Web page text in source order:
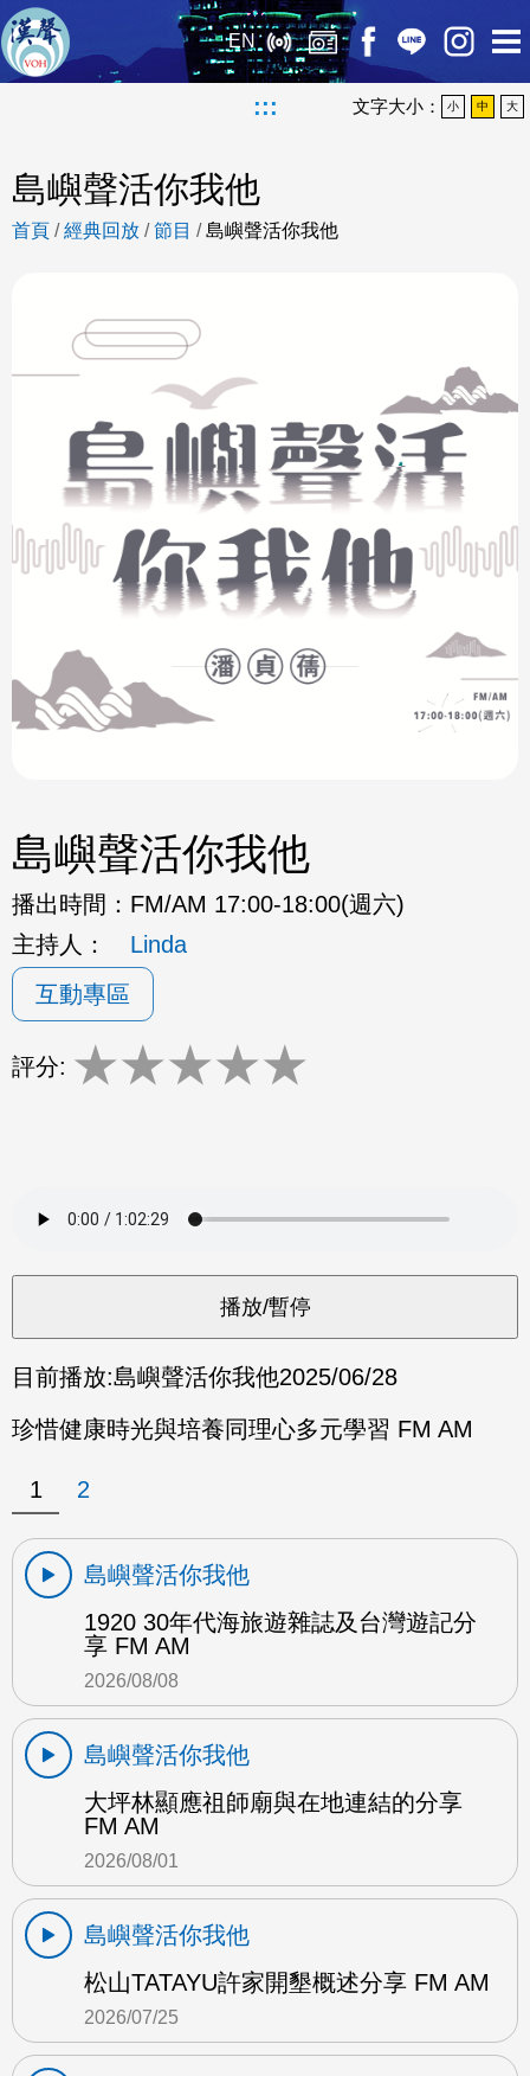
EN
::: 文字大小： 小 中 大
島嶼聲活你我他
首頁 /經典回放 /節目 /島嶼聲活你我他
島嶼聲活你我他
播出時間： FM/AM 17:00-18:00(週六)
主持人：
Linda
互動專區
評分: ★★★★★
目前播放:島嶼聲活你我他2025/06/28
珍惜健康時光與培養同理心多元學習 FM AM
1 2
島嶼聲活你我他
1920 30年代海旅遊雜誌及台灣遊記分
享 FM AM
2026/08/08
島嶼聲活你我他
大坪林顯應祖師廟與在地連結的分享
FM AM
2026/08/01
島嶼聲活你我他
松山TATAYU許家開墾概述分享 FM AM
2026/07/25